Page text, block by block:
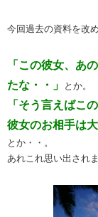
今回過去の資料を改
「この彼女、あ
たな・・」
とか。
「そう言えばこ
彼女のお相手は
とか・・。
あれこれ思い出されま